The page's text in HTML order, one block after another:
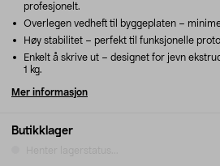
Butikklager
profesjonelt.
Overlegen vedheft til byggeplaten –
Høy stabilitet – perfekt til funksjonelle
Enkelt å skrive ut – designet for jevn
1 kg.
Mer informasjon